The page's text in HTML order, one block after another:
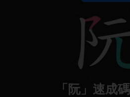
「阮」速成